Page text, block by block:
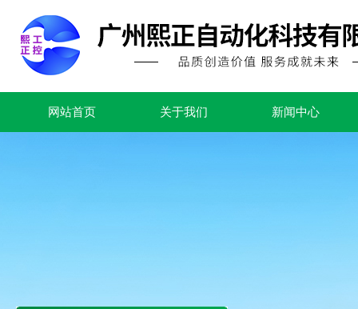
网站首页 关于我们 新闻中心